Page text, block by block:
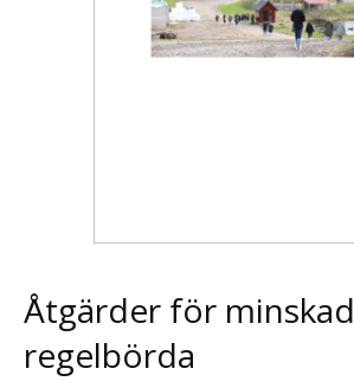
Åtgärder för minskad
regelbörda